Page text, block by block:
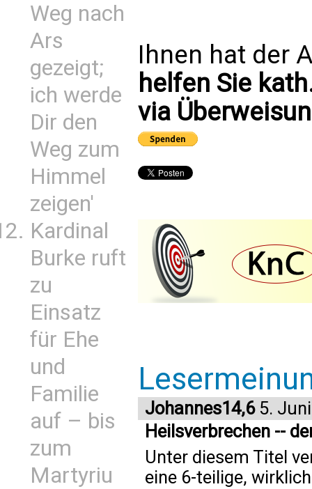
Weg nach
Ars
gezeigt;
ich werde
Dir den
Weg zum
Himmel
zeigen'
Kardinal
Burke ruft
zu
Einsatz
für Ehe
und
Familie
auf – bis
zum
Martyriu
Ihnen hat der
helfen Sie
via
Johannes14,65.
Heilsverbrechen --
Unter diesem Titel
eine 6-teilige,